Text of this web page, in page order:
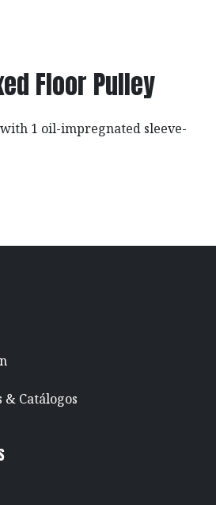
Floor Pulley
1 oil-impregnated sleeve-
& Catálogos